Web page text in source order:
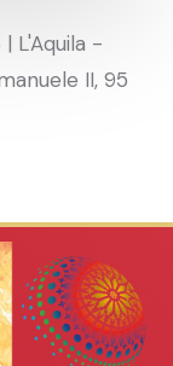
L'Aquila -
II, 95